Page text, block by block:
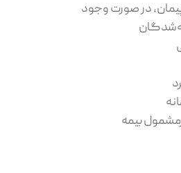
در صورت وجود
بیمه